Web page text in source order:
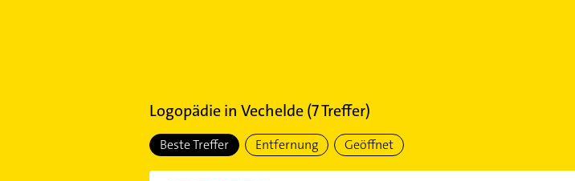
Logopädiein Vechelde(7Treffer)
Beste Treffer Entfernung Geöffnet